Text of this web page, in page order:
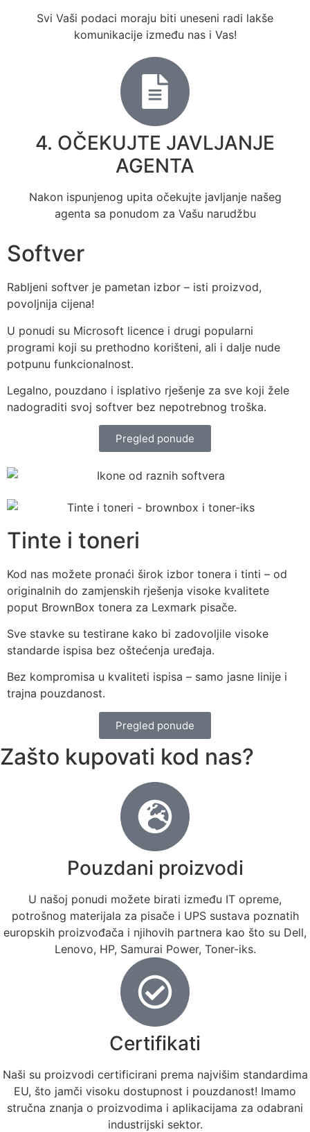
Svi Vaši podaci moraju biti uneseni radi lakše
komunikacije između nas i Vas!
4. OČEKUJTE JAVLJANJE
AGENTA
Nakon ispunjenog upita očekujte javljanje našeg
agenta sa ponudom za Vašu narudžbu
Softver
Rabljeni softver je pametan izbor – isti proizvod,
povoljnija cijena!
U ponudi su Microsoft licence i drugi popularni
programi koji su prethodno korišteni, ali i dalje nude
potpunu funkcionalnost.
Legalno, pouzdano i isplativo rješenje za sve koji žele
nadograditi svoj softver bez nepotrebnog troška.
Pregled ponude
Tinte i toneri
Kod nas možete pronaći širok izbor tonera i tinti – od
originalnih do zamjenskih rješenja visoke kvalitete
poput BrownBox tonera za Lexmark pisače.
Sve stavke su testirane kako bi zadovoljile visoke
standarde ispisa bez oštećenja uređaja.
Bez kompromisa u kvaliteti ispisa – samo jasne linije i
trajna pouzdanost.
Pregled ponude
Zašto kupovati kod nas?
Pouzdani proizvodi
U našoj ponudi možete birati između IT opreme,
potrošnog materijala za pisače i UPS sustava poznatih
europskih proizvođača i njihovih partnera kao što su Dell,
Lenovo, HP, Samurai Power, Toner-iks.
Certifikati
Naši su proizvodi certificirani prema najvišim standardima
EU, što jamči visoku dostupnost i pouzdanost! Imamo
stručna znanja o proizvodima i aplikacijama za odabrani
industrijski sektor.